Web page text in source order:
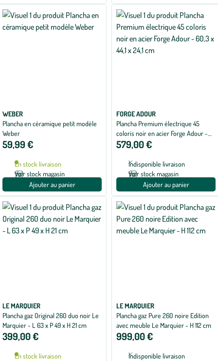
WEBER
Plancha en céramique petit modèle
Weber
59,99 €
En stock livraison
Voir stock magasin
Ajouter au panier
FORGE ADOUR
Plancha Premium électrique 45
coloris noir en acier Forge Adour -
60,3 x 44,1 x 24,1 cm
579,00 €
Indisponible livraison
Voir stock magasin
Ajouter au panier
LE MARQUIER
Plancha gaz Original 260 duo noir Le
Marquier - L 63 x P 49 x H 21 cm
399,00 €
En stock livraison
LE MARQUIER
Plancha gaz Pure 260 noire Edition
avec meuble Le Marquier - H 112 cm
999,00 €
Indisponible livraison